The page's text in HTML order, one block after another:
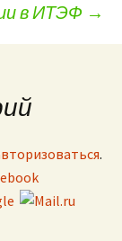
в ИТЭФ →
.